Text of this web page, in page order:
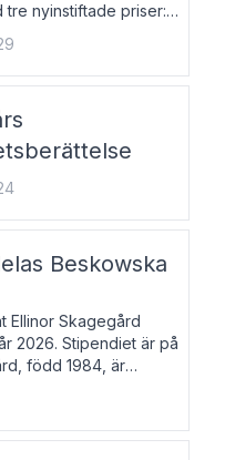
tre nyinstiftade priser:
pris till
av svensk
går till Magnus
Beskowska
Ellinor Skagegård
2026. Stipendiet är på
född 1984, är
Hon skriver
Ups